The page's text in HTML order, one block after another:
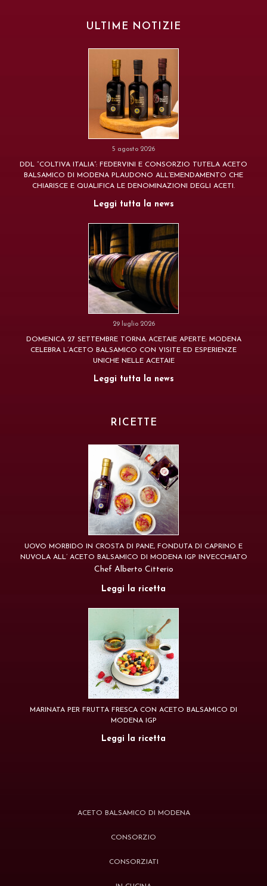
ULTIME NOTIZIE
5 agosto 2026
DDL “COLTIVA ITALIA”: FEDERVINI E CONSORZIO TUTELA ACETO
BALSAMICO DI MODENA PLAUDONO ALL’EMENDAMENTO CHE
CHIARISCE E QUALIFICA LE DENOMINAZIONI DEGLI ACETI.
Leggi tutta la news
29 luglio 2026
DOMENICA 27 SETTEMBRE TORNA ACETAIE APERTE: MODENA
CELEBRA L’ACETO BALSAMICO CON VISITE ED ESPERIENZE
UNICHE NELLE ACETAIE
Leggi tutta la news
RICETTE
UOVO MORBIDO IN CROSTA DI PANE, FONDUTA DI CAPRINO E
NUVOLA ALL’ ACETO BALSAMICO DI MODENA IGP INVECCHIATO
Chef Alberto Citterio
Leggi la ricetta
MARINATA PER FRUTTA FRESCA CON ACETO BALSAMICO DI
MODENA IGP
Leggi la ricetta
ACETO BALSAMICO DI MODENA
CONSORZIO
CONSORZIATI